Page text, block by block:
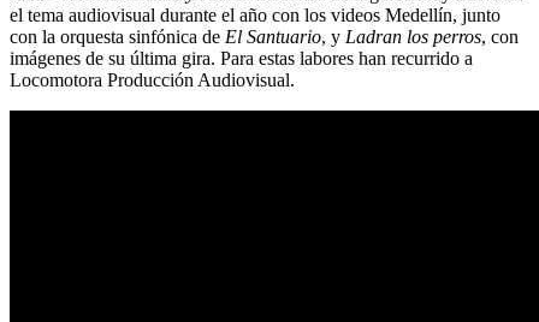
el tema audiovisual durante el año con los videos Medellín, junto
con la orquesta sinfónica de El Santuario, y Ladran los perros, con
imágenes de su última gira. Para estas labores han recurrido a
Locomotora Producción Audiovisual.